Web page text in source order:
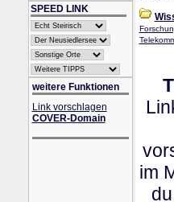
SPEED LINK
weitere Funktionen
Link vorschlagen
COVER-Domain
im